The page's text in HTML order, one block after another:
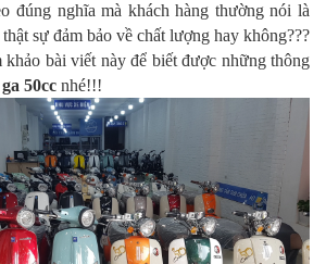
đúng nghĩa mà khách hàng thường nói là
sự đảm bảo về chất lượng hay không???
bài viết này để biết được những thông
50cc nhé!!!